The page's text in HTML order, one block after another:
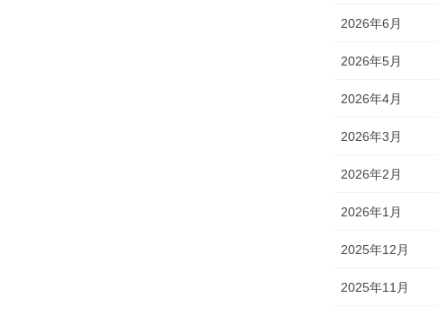
2026年6月
2026年5月
2026年4月
2026年3月
2026年2月
2026年1月
2025年12月
2025年11月